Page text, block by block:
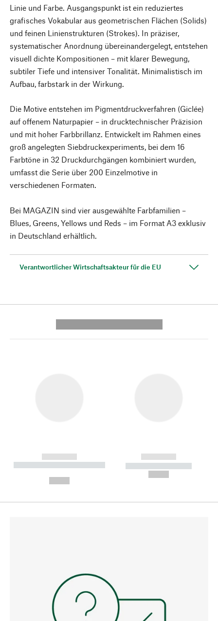
Linie und Farbe. Ausgangspunkt ist ein reduziertes
grafisches Vokabular aus geometrischen Flächen (Solids)
und feinen Linienstrukturen (Strokes). In präziser,
systematischer Anordnung übereinandergelegt, entstehen
visuell dichte Kompositionen – mit klarer Bewegung,
subtiler Tiefe und intensiver Tonalität. Minimalistisch im
Aufbau, farbstark in der Wirkung.
Die Motive entstehen im Pigmentdruckverfahren (Giclée)
auf offenem Naturpapier – in drucktechnischer Präzision
und mit hoher Farbbrillanz. Entwickelt im Rahmen eines
groß angelegten Siebdruckexperiments, bei dem 16
Farbtöne in 32 Druckdurchgängen kombiniert wurden,
umfasst die Serie über 200 Einzelmotive in
verschiedenen Formaten.
Bei MAGAZIN sind vier ausgewählte Farbfamilien –
Blues, Greens, Yellows und Reds – im Format A3 exklusiv
in Deutschland erhältlich.
Verantwortlicher Wirtschaftsakteur für die EU
------------
----------- ----------- --------
------------
----------- -----------